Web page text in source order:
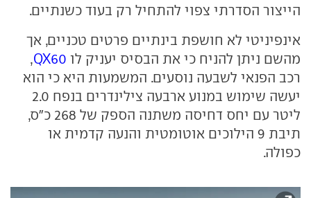
הייצור הסדרתי צפוי להתחיל רק בעוד כשנתיים.
אינפיניטי לא חושפת בינתיים פרטים טכניים, אך
מהשם ניתן להניח כי את הבסיס יעניק לו QX60
,
רכב הפנאי לשבעה נוסעים. המשמעות היא כי הוא
יעשה שימוש במנוע ארבעה צילינדרים בנפח 2.0
ליטר עם יחס דחיסה משתנה הספק של 268 כ"ס,
תיבת 9 הילוכים אוטומטית והנעה קדמית או
כפולה.